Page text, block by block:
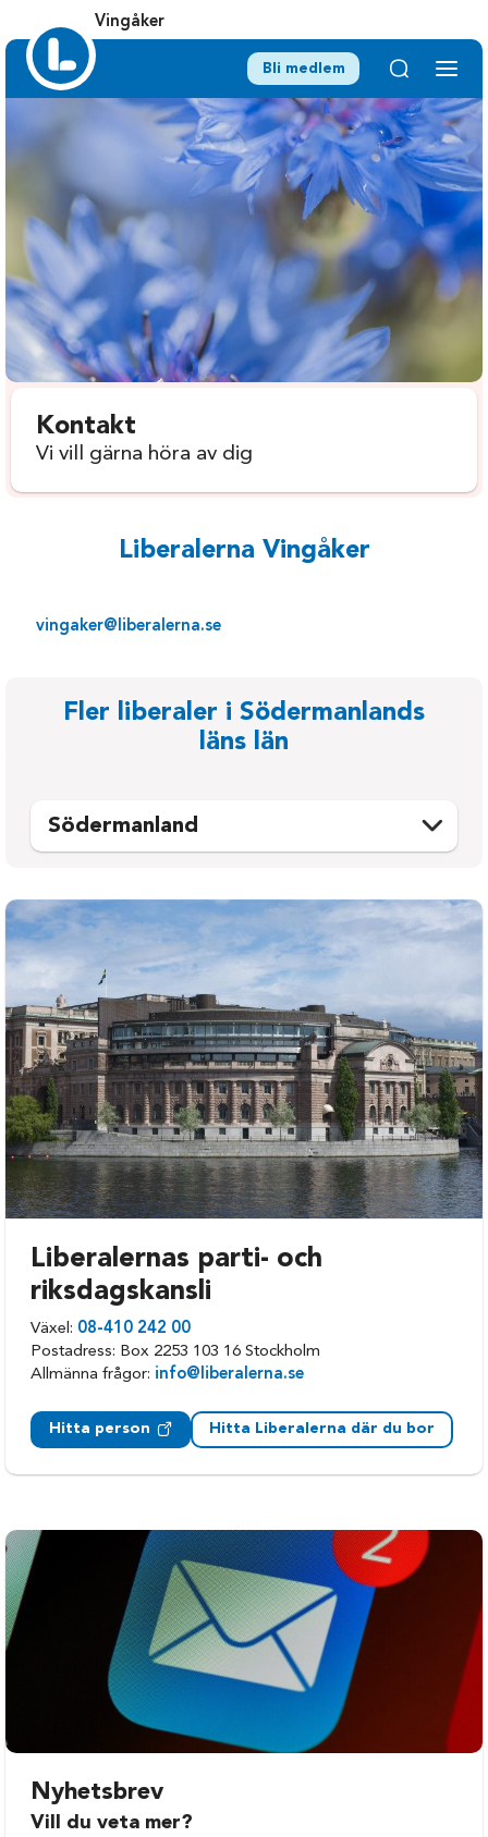
Vingåker
Bli medlem
Kontakt
Vi vill gärna höra av dig
Liberalerna Vingåker
vingaker@liberalerna.se
Fler liberaler i Södermanlands
läns län
Södermanland
Flen
Gnesta
Katrineholm
Nyköping
Strängnäs
Vingåker
Liberalernas parti- och
riksdagskansli
Växel: 08-410 242 00
Postadress: Box 2253 103 16 Stockholm
Allmänna frågor: info@liberalerna.se
Hitta person Hitta Liberalerna där du bor
Nyhetsbrev
Vill du veta mer?